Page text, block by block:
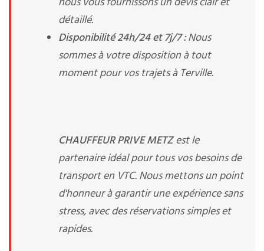
détaillé.
Disponibilité 24h/24 et 7j/7 :Nous
sommes à votre disposition à tout
moment pour vos trajets à Terville.
CHAUFFEUR PRIVE METZest le
partenaire idéal pour tous vos besoins de
transport en VTC. Nous mettons un point
d'honneur à garantir une expérience sans
stress, avec des réservations simples et
rapides.